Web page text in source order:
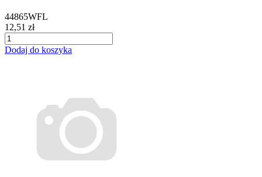
44865WFL
12,51 zł
Dodaj do koszyka